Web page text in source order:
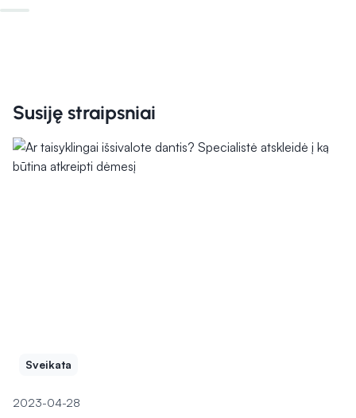
Susiję straipsniai
Sveikata
2023-04-28